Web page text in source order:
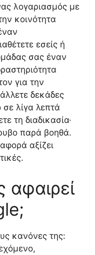
λογαριασμός με
κοινότητα
εσείς ή
σας έναν
για την
δεκάδες
σε λίγα λεπτά
τη διαδικασία·
παρά βοηθά.
αξίζει
αφαιρεί
κανόνες της: